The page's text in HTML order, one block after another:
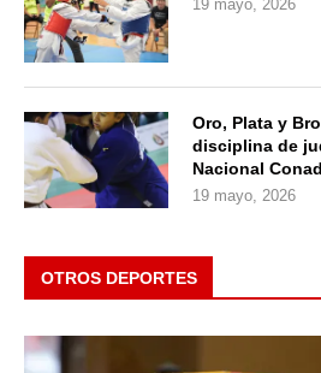
19 mayo, 2026
Oro, Plata y
disciplina de
Nacional
19 mayo, 2026
OTROS DEPORTES